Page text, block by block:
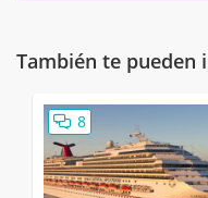
También te pueden
8